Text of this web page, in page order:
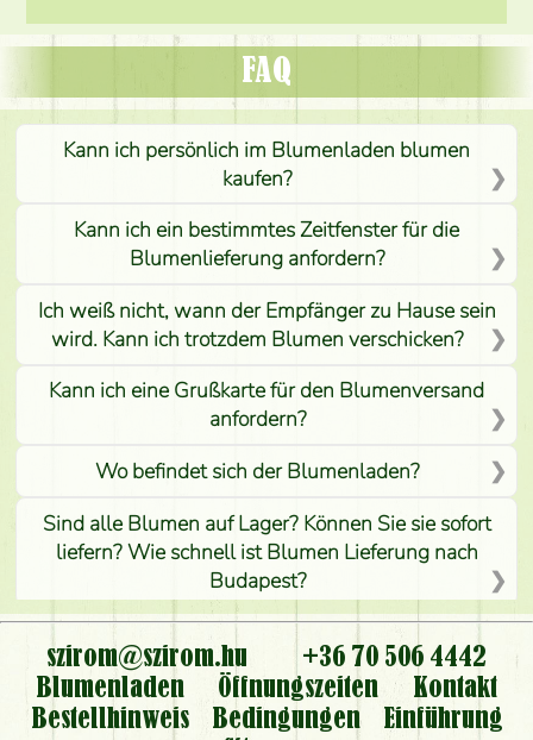
FAQ
Kann ich persönlich im Blumenladen blumen
kaufen?
Kann ich ein bestimmtes Zeitfenster für die
Blumenlieferung anfordern?
Ich weiß nicht, wann der Empfänger zu Hause sein
wird. Kann ich trotzdem Blumen verschicken?
Kann ich eine Grußkarte für den Blumenversand
anfordern?
Wo befindet sich der Blumenladen?
Sind alle Blumen auf Lager? Können Sie sie sofort
liefern? Wie schnell ist Blumen Lieferung nach
Budapest?
Ist der Blumenladen non stop geöffnet?
Kann ich den bestellten Blumenstrauß persönlich
nehmen oder nur per Blumenversand?
szirom@szirom.hu
+36 70 506 4442
Blumenladen
Öffnungszeiten
Kontakt
Bestellhinweis
Bedingungen
Einführung